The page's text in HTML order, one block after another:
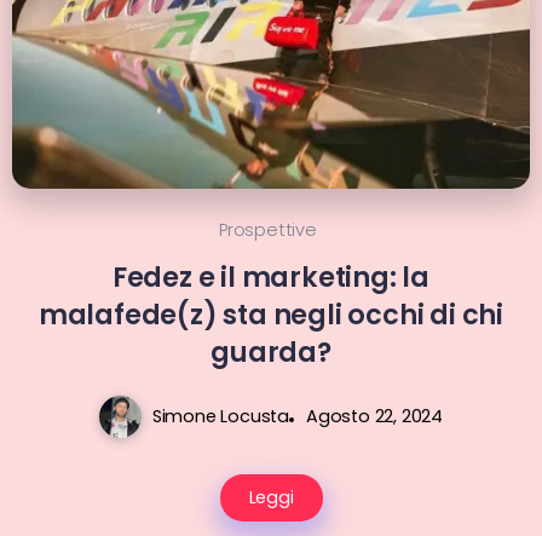
Prospettive
Fedez e il marketing: la
malafede(z) sta negli occhi di chi
guarda?
Simone Locusta Agosto 22, 2024
Leggi